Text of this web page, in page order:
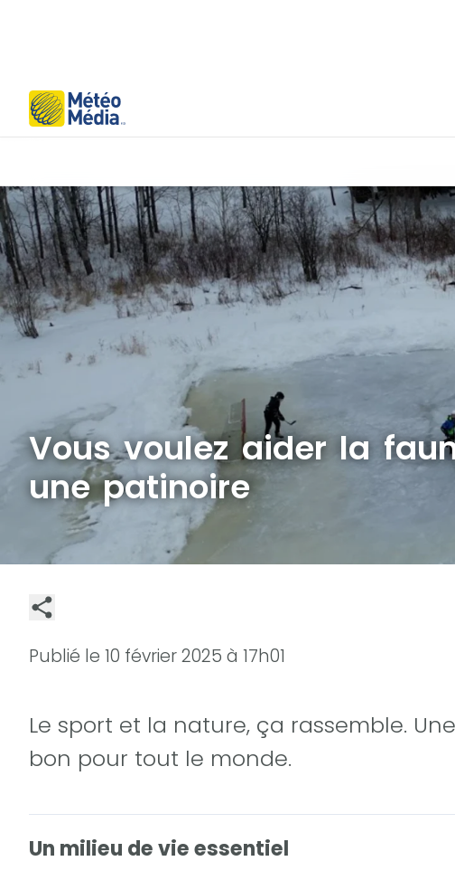
Vous voulez aider la
une patinoire
Publié le 10 février 2025 à 17h01
Le sport et la nature, ça rassemble.
bon pour tout le monde.
Un milieu de vie essentiel